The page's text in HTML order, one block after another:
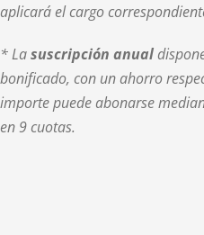
aplicará el cargo
* Lasuscripción anual
bonificado, con un ahorro
importe puede abonarse
en 9 cuotas.